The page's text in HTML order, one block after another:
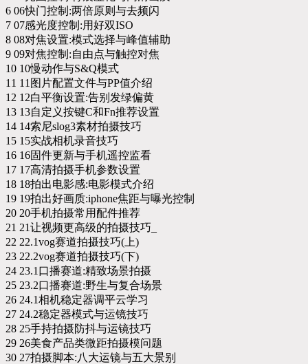
6 06快门控制:两倍原则与去频闪
7 07感光度控制:用好双ISO
8 08对焦设置:模式选择与峰值辅助
9 09对焦控制:自由点与触控对焦
10 10慢动作与S&Q模式
11 11图片配置文件与PP值介绍
12 12白平衡设置:告别发绿偏黄
13 13自定义按键C和Fn推荐设置
14 14索尼slog3素材拍摄技巧
15 15实战相机录音技巧
16 16固件更新与手机遥控监看
17 17高清拍摄手机参数设置
18 18拍出电影感:电影模式介绍
19 19拍出好画质:iphone焦距与曝光控制
20 20手机拍摄常用配件推荐
21 21让视频更高级的拍摄技巧_
22 22.1vog赛道拍摄技巧(上)
23 22.2vog赛道拍摄技巧(下)
24 23.1口播赛道:精致场景拍摄
25 23.2口播赛道:野生与复合场景
26 24.1相机稳定器调平云学习
27 24.2稳定器模式与运镜技巧
28 25手持拍摄防抖与运镜技巧
29 26美食产品类微距拍摄模问题
30 27拍摄脚本:八大运镜与五大景别